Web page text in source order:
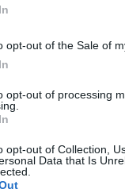
opt-out of the Sale of
opt-out of processing
opt-out of Collection,
Data that Is
αγκυροβόλι σε
δεκαπέντε
Δήμου Κιλκίς